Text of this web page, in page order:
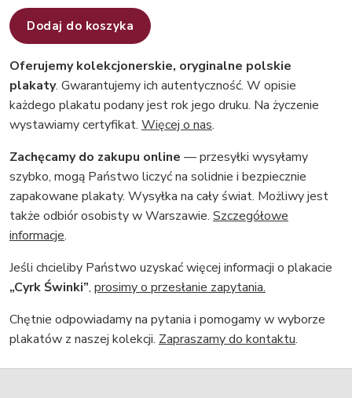
Dodaj do koszyka
Oferujemy kolekcjonerskie, oryginalne polskie
plakaty. Gwarantujemy ich autentyczność. W opisie
każdego plakatu podany jest rok jego druku. Na życzenie
wystawiamy certyfikat. Więcej o nas.
Zachęcamy do zakupu online — przesyłki wysyłamy
szybko, mogą Państwo liczyć na solidnie i bezpiecznie
zapakowane plakaty. Wysyłka na cały świat. Możliwy jest
także odbiór osobisty w Warszawie. Szczegółowe
informacje.
Jeśli chcieliby Państwo uzyskać więcej informacji o plakacie
„Cyrk Świnki”, prosimy o przesłanie zapytania.
Chętnie odpowiadamy na pytania i pomogamy w wyborze
plakatów z naszej kolekcji. Zapraszamy do kontaktu.